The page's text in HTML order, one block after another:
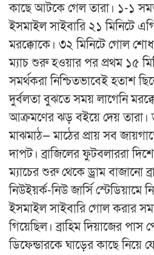
কাছে আটকে গেল তারা। ১-১
ইসমাইল সাইবারি ২১ মিনিটে
মরক্কোকে। ৩২ মিনিটে গোল শোধ
ম্যাচ শুরু হওয়ার পর প্রথম ১৫
সমর্থকরা নিশ্চিতভাবেই হতাশ
দুর্বলতা বুঝতে সময় লাগেনি
আক্রমণের ঝড় বইয়ে দেয় তারা।
মাঝমাঠ— মাঠের প্রায় সব
দাপট। ব্রাজিলের ফুটবলাররা
ম্যাচের শুরু থেকে ড্রাম বাজানো
নিউইয়র্ক-নিউ জার্সি স্টেডিয়ামে
ইসমাইল সাইবারি গোল করার
গিয়েছিল। ব্রাহিম দিয়াজের পাস
ডিফেন্ডারকে ঘাড়ের কাছে নিয়ে